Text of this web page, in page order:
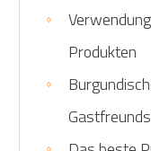
Produkten